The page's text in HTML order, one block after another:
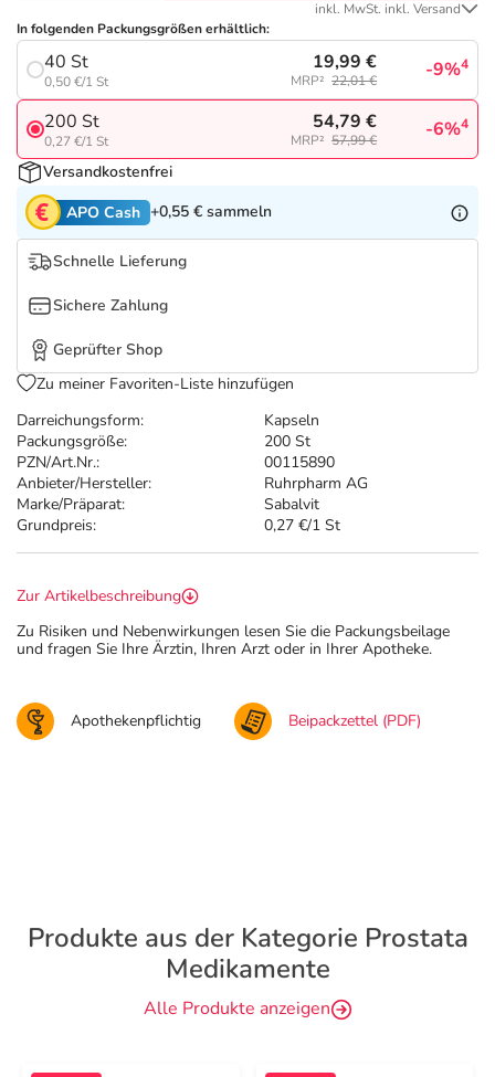
Tierapotheke
Vitamine & Mineralstoffe
Marken
Salus Deals
Darreichungsform:
Kapseln
Packungsgröße:
200 St
PZN/Art.Nr.:
00115890
Anbieter/Hersteller:
Ruhrpharm AG
Marke/Präparat:
Sabalvit
Grundpreis:
0,27 €/1 St
inkl. MwSt. inkl. Versand
In folgenden Packungsgrößen erhältlich:
40 St
0,50 €/1 St
19,99 €
MRP² 22,01 € -9%4
200 St
0,27 €/1 St
54,79 €
MRP² 57,99 € -6%4
Versandkostenfrei
APO Cash +0,55 € sammeln
Schnelle Lieferung
Sichere Zahlung
Geprüfter Shop
Zu meiner Favoriten-Liste hinzufügen
Zur Artikelbeschreibung
Zu Risiken und Nebenwirkungen lesen Sie die Packungsbeilage
und fragen Sie Ihre Ärztin, Ihren Arzt oder in Ihrer Apotheke.
Apothekenpflichtig Beipackzettel (PDF)
Produkte aus der Kategorie Prostata
Medikamente
Alle Produkte anzeigen